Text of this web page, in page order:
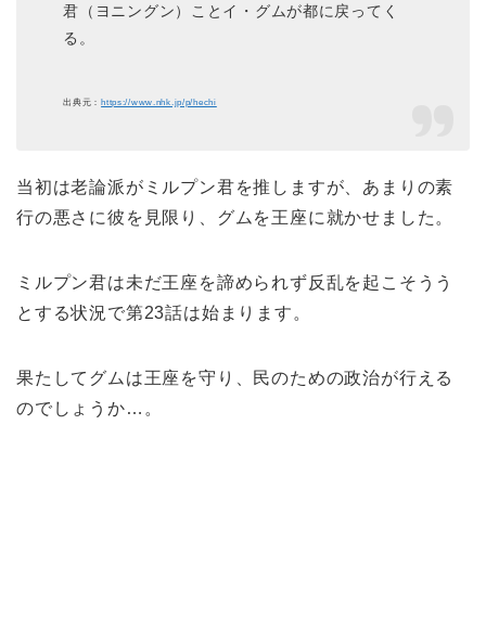
君（ヨニングン）ことイ・グムが都に戻ってく
る。
出典元： https://www.nhk.jp/p/hechi
当初は老論派がミルプン君を推しますが、あまりの素
行の悪さに彼を見限り、グムを王座に就かせました。
ミルプン君は未だ王座を諦められず反乱を起こそうう
とする状況で第23話は始まります。
果たしてグムは王座を守り、民のための政治が行える
のでしょうか…。